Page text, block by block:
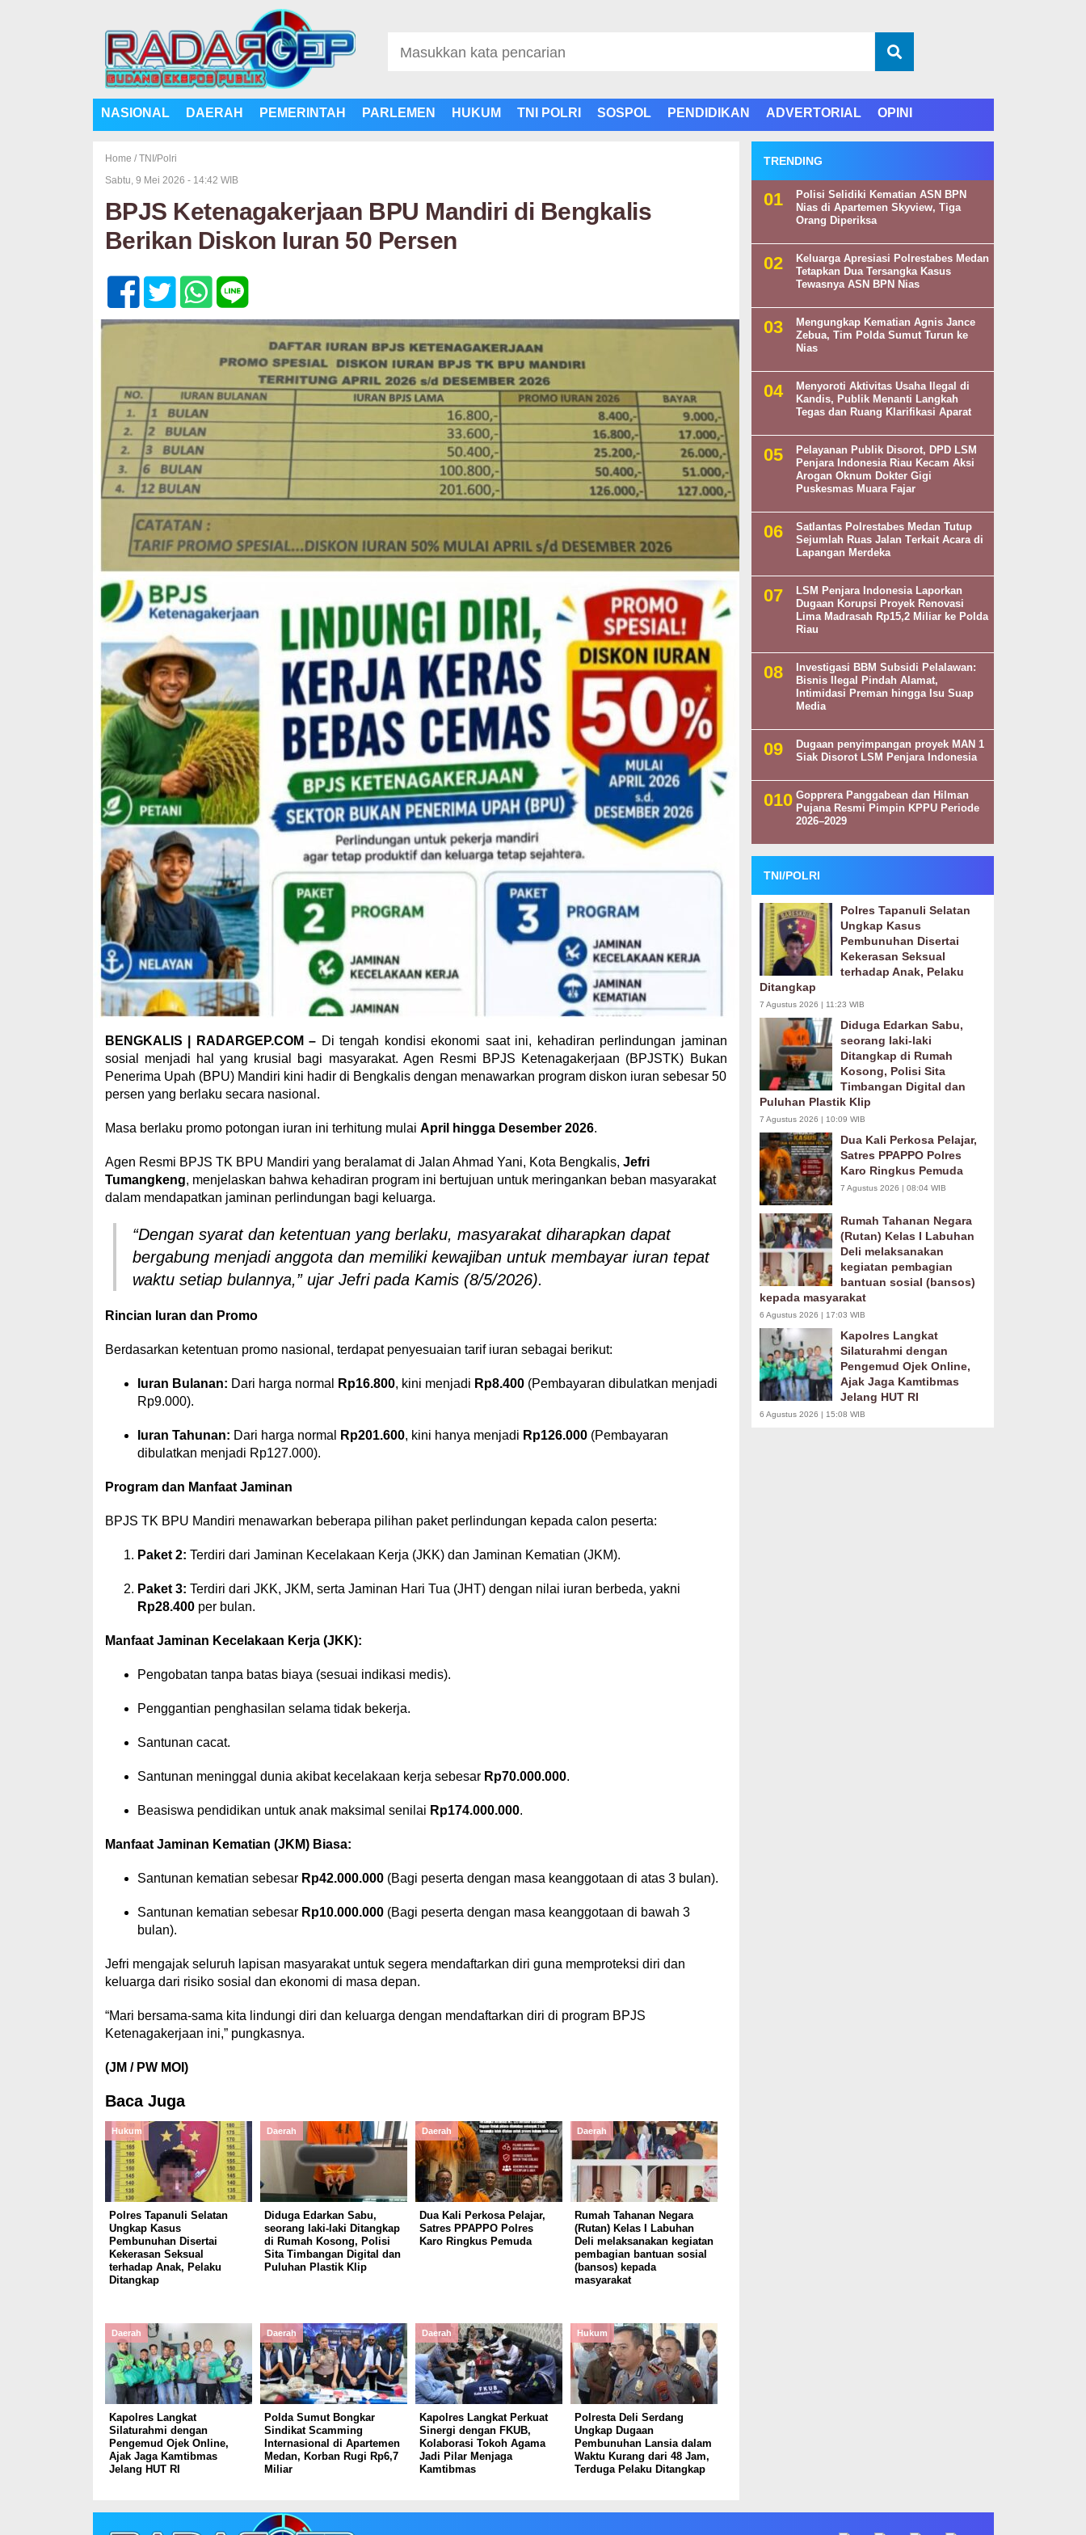
NASIONAL DAERAH PEMERINTAH PARLEMEN HUKUM TNI POLRI SOSPOL PENDIDIKAN ADVERTORIAL OPINI
Home / TNI/Polri
Sabtu, 9 Mei 2026 - 14:42 WIB
BPJS Ketenagakerjaan BPU Mandiri di Bengkalis
Berikan Diskon Iuran 50 Persen
BENGKALIS | RADARGEP.COM – Di tengah kondisi ekonomi saat ini, kehadiran perlindungan jaminan
sosial menjadi hal yang krusial bagi masyarakat. Agen Resmi BPJS Ketenagakerjaan (BPJSTK) Bukan
Penerima Upah (BPU) Mandiri kini hadir di Bengkalis dengan menawarkan program diskon iuran sebesar 50
persen yang berlaku secara nasional.
Masa berlaku promo potongan iuran ini terhitung mulai April hingga Desember 2026.
Agen Resmi BPJS TK BPU Mandiri yang beralamat di Jalan Ahmad Yani, Kota Bengkalis, Jefri
Tumangkeng, menjelaskan bahwa kehadiran program ini bertujuan untuk meringankan beban masyarakat
dalam mendapatkan jaminan perlindungan bagi keluarga.
“Dengan syarat dan ketentuan yang berlaku, masyarakat diharapkan dapat
bergabung menjadi anggota dan memiliki kewajiban untuk membayar iuran tepat
waktu setiap bulannya,” ujar Jefri pada Kamis (8/5/2026).
Rincian Iuran dan Promo
Berdasarkan ketentuan promo nasional, terdapat penyesuaian tarif iuran sebagai berikut:
Iuran Bulanan: Dari harga normal Rp16.800, kini menjadi Rp8.400(Pembayaran dibulatkan menjadi
Rp9.000).
Iuran Tahunan: Dari harga normal Rp201.600, kini hanya menjadi Rp126.000(Pembayaran
dibulatkan menjadi Rp127.000).
Program dan Manfaat Jaminan
BPJS TK BPU Mandiri menawarkan beberapa pilihan paket perlindungan kepada calon peserta:
Paket 2: Terdiri dari Jaminan Kecelakaan Kerja (JKK) dan Jaminan Kematian (JKM).
Paket 3: Terdiri dari JKK, JKM, serta Jaminan Hari Tua (JHT) dengan nilai iuran berbeda, yakni
Rp28.400per bulan.
Manfaat Jaminan Kecelakaan Kerja (JKK):
Pengobatan tanpa batas biaya (sesuai indikasi medis).
Penggantian penghasilan selama tidak bekerja.
Santunan cacat.
Santunan meninggal dunia akibat kecelakaan kerja sebesar Rp70.000.000.
Beasiswa pendidikan untuk anak maksimal senilai Rp174.000.000.
Manfaat Jaminan Kematian (JKM) Biasa:
Santunan kematian sebesar Rp42.000.000(Bagi peserta dengan masa keanggotaan di atas 3 bulan).
Santunan kematian sebesar Rp10.000.000(Bagi peserta dengan masa keanggotaan di bawah 3
bulan).
Jefri mengajak seluruh lapisan masyarakat untuk segera mendaftarkan diri guna memproteksi diri dan
keluarga dari risiko sosial dan ekonomi di masa depan.
“Mari bersama-sama kita lindungi diri dan keluarga dengan mendaftarkan diri di program BPJS
Ketenagakerjaan ini,” pungkasnya.
(JM / PW MOI)
Baca Juga
Hukum
Polres Tapanuli Selatan
Ungkap Kasus
Pembunuhan Disertai
Kekerasan Seksual
terhadap Anak, Pelaku
Ditangkap
Daerah
Diduga Edarkan Sabu,
seorang laki-laki Ditangkap
di Rumah Kosong, Polisi
Sita Timbangan Digital dan
Puluhan Plastik Klip
Daerah
Dua Kali Perkosa Pelajar,
Satres PPAPPO Polres
Karo Ringkus Pemuda
Daerah
Rumah Tahanan Negara
(Rutan) Kelas I Labuhan
Deli melaksanakan kegiatan
pembagian bantuan sosial
(bansos) kepada
masyarakat
Daerah
Kapolres Langkat
Silaturahmi dengan
Pengemud Ojek Online,
Ajak Jaga Kamtibmas
Jelang HUT RI
Daerah
Polda Sumut Bongkar
Sindikat Scamming
Internasional di Apartemen
Medan, Korban Rugi Rp6,7
Miliar
Daerah
Kapolres Langkat Perkuat
Sinergi dengan FKUB,
Kolaborasi Tokoh Agama
Jadi Pilar Menjaga
Kamtibmas
Hukum
Polresta Deli Serdang
Ungkap Dugaan
Pembunuhan Lansia dalam
Waktu Kurang dari 48 Jam,
Terduga Pelaku Ditangkap
TRENDING
Polisi Selidiki Kematian ASN BPN
Nias di Apartemen Skyview, Tiga
Orang Diperiksa
Keluarga Apresiasi Polrestabes Medan
Tetapkan Dua Tersangka Kasus
Tewasnya ASN BPN Nias
Mengungkap Kematian Agnis Jance
Zebua, Tim Polda Sumut Turun ke
Nias
Menyoroti Aktivitas Usaha Ilegal di
Kandis, Publik Menanti Langkah
Tegas dan Ruang Klarifikasi Aparat
Pelayanan Publik Disorot, DPD LSM
Penjara Indonesia Riau Kecam Aksi
Arogan Oknum Dokter Gigi
Puskesmas Muara Fajar
Satlantas Polrestabes Medan Tutup
Sejumlah Ruas Jalan Terkait Acara di
Lapangan Merdeka
LSM Penjara Indonesia Laporkan
Dugaan Korupsi Proyek Renovasi
Lima Madrasah Rp15,2 Miliar ke Polda
Riau
Investigasi BBM Subsidi Pelalawan:
Bisnis Ilegal Pindah Alamat,
Intimidasi Preman hingga Isu Suap
Media
Dugaan penyimpangan proyek MAN 1
Siak Disorot LSM Penjara Indonesia
Gopprera Panggabean dan Hilman
Pujana Resmi Pimpin KPPU Periode
2026–2029
TNI/POLRI
Polres Tapanuli Selatan
Ungkap Kasus
Pembunuhan Disertai
Kekerasan Seksual
terhadap Anak, Pelaku
Ditangkap
7 Agustus 2026 | 11:23 WIB
Diduga Edarkan Sabu,
seorang laki-laki
Ditangkap di Rumah
Kosong, Polisi Sita
Timbangan Digital dan
Puluhan Plastik Klip
7 Agustus 2026 | 10:09 WIB
Dua Kali Perkosa Pelajar,
Satres PPAPPO Polres
Karo Ringkus Pemuda
7 Agustus 2026 | 08:04 WIB
Rumah Tahanan Negara
(Rutan) Kelas I Labuhan
Deli melaksanakan
kegiatan pembagian
bantuan sosial (bansos)
kepada masyarakat
6 Agustus 2026 | 17:03 WIB
Kapolres Langkat
Silaturahmi dengan
Pengemud Ojek Online,
Ajak Jaga Kamtibmas
Jelang HUT RI
6 Agustus 2026 | 15:08 WIB